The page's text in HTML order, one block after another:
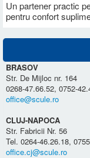
Un partener practic
pentru confort
BRASOV
Str. De Mijloc nr. 164
0268-47.66.52, 0752-
office@scule.ro
CLUJ-NAPOCA
Str. Fabricii Nr. 56
Tel. 0264-46.26.18,
office.cj@scule.ro